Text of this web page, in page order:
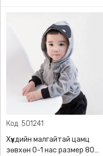
Код: 501241
Хүүхдийн малгайтай цамц
зөвхөн 0-1 нас размер 80